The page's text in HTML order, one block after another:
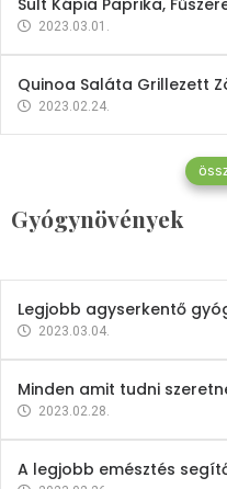
2023.03.01.
Quinoa Saláta Grillezett
2023.02.24.
Gyógynövények
Gyógynövények
Mindent a
2023.12.21.
Legjobb agyserkentő
2023.03.04.
Minden amit tudni
2023.02.28.
A legjobb emésztés